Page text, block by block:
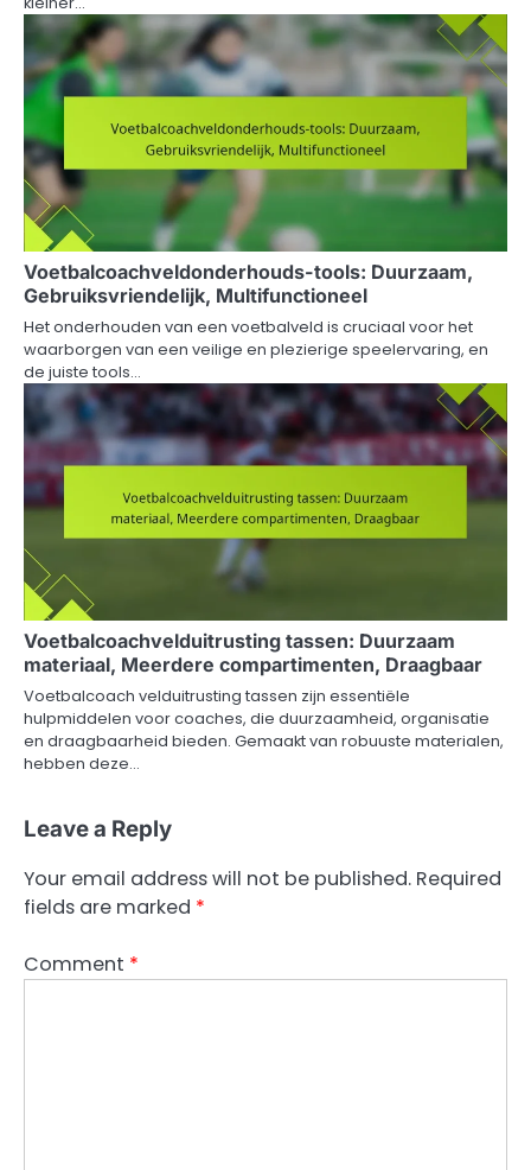
Voetbalcoachveldonderhouds-tools: Duurzaam,
Gebruiksvriendelijk, Multifunctioneel
Het onderhouden van een voetbalveld is cruciaal voor het
waarborgen van een veilige en plezierige speelervaring, en
de juiste tools…
Voetbalcoachvelduitrusting tassen: Duurzaam
materiaal, Meerdere compartimenten, Draagbaar
Voetbalcoach velduitrusting tassen zijn essentiële
hulpmiddelen voor coaches, die duurzaamheid, organisatie
en draagbaarheid bieden. Gemaakt van robuuste materialen,
hebben deze…
Leave a Reply
Your email address will not be published. Required
fields are marked *
Comment *